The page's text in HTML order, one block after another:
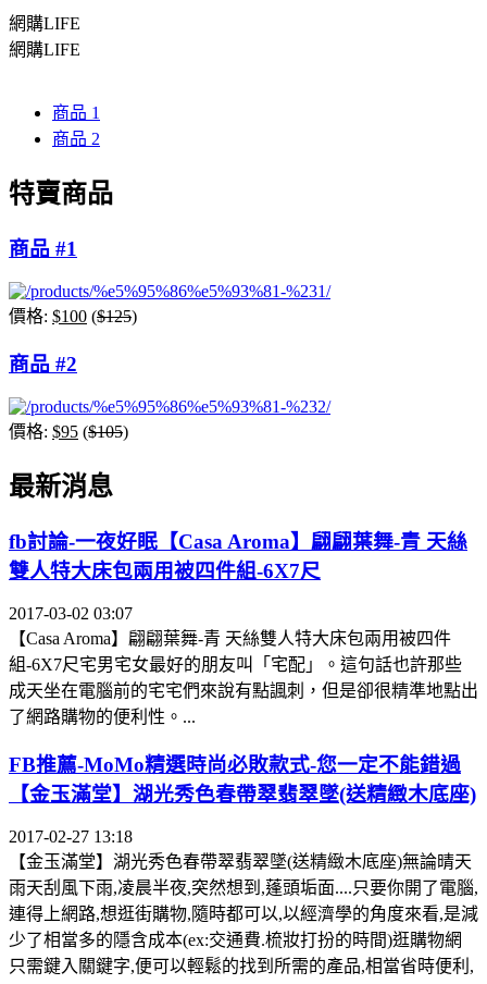
網購LIFE
網購LIFE
商品 1
商品 2
特賣商品
商品 #1
價格: $100 ($125)
商品 #2
價格: $95 ($105)
最新消息
fb討論-一夜好眠【Casa Aroma】翩翩葉舞-青 天絲
雙人特大床包兩用被四件組-6X7尺
2017-03-02 03:07
【Casa Aroma】翩翩葉舞-青 天絲雙人特大床包兩用被四件
組-6X7尺宅男宅女最好的朋友叫「宅配」。這句話也許那些
成天坐在電腦前的宅宅們來說有點諷刺，但是卻很精準地點出
了網路購物的便利性。...
FB推薦-MoMo精選時尚必敗款式-您一定不能錯過
【金玉滿堂】湖光秀色春帶翠翡翠墜(送精緻木底座)
2017-02-27 13:18
【金玉滿堂】湖光秀色春帶翠翡翠墜(送精緻木底座)無論晴天
雨天刮風下雨,凌晨半夜,突然想到,蓬頭垢面....只要你開了電腦,
連得上網路,想逛街購物,隨時都可以,以經濟學的角度來看,是減
少了相當多的隱含成本(ex:交通費.梳妝打扮的時間)逛購物網
只需鍵入關鍵字,便可以輕鬆的找到所需的產品,相當省時便利,